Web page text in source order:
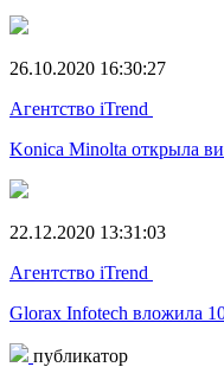
26.10.2020 16:30:27
Агентство iTrend
Konica Minolta открыла
22.12.2020 13:31:03
Агентство iTrend
Glorax Infotech вложила
публикатор